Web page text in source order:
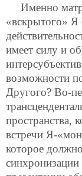
Именно
«вскрытого» Я
имеет силу и
возможности
Другого? Во-
пространства,
встречи Я-
которое